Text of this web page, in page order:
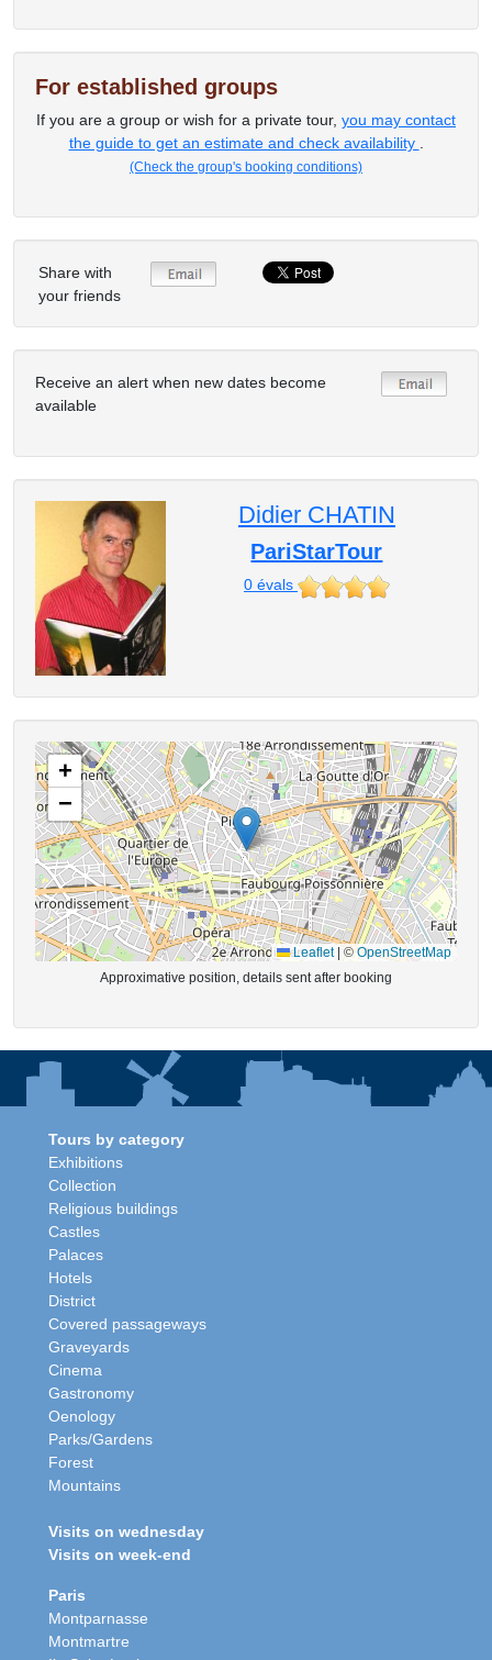
For established groups
If you are a group or wish for a private tour, you may contact
the guide to get an estimate and check availability
(Check the group's booking conditions)
Share with
your friends
Receive an alert when new dates become
available
Didier CHATIN
PariStarTour
0évals
+
−
Leaflet | ©OpenStreetMap
Approximative position, details sent after booking
Tours by category
Exhibitions
Collection
Religious buildings
Castles
Palaces
Hotels
District
Covered passageways
Graveyards
Cinema
Gastronomy
Oenology
Parks/Gardens
Forest
Mountains
Visits on wednesday
Visits on week-end
Paris
Montparnasse
Montmartre